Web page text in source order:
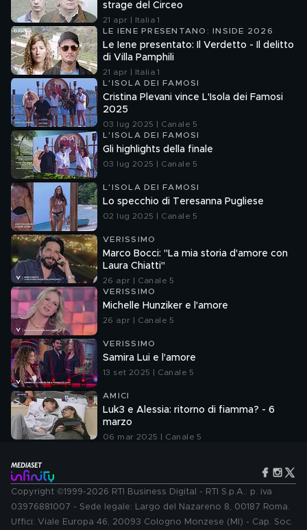
strage del Circeo
21 apr | Italia 1
LE IENE PRESENTANO: INSIDE 2026
Le Iene presentato: Il Verdetto - Il delitto
di Villa Pamphili
21 apr | Italia 1
L'ISOLA DEI FAMOSI
Cristina Plevani vince L'Isola dei Famosi
2025
03 lug 2025 | Canale 5
L'ISOLA DEI FAMOSI
Gli highlights della finale
03 lug 2025 | Canale 5
L'ISOLA DEI FAMOSI
Lo specchio di Teresanna Pugliese
02 lug 2025 | Canale 5
VERISSIMO
Marco Bocci: "La mia storia d'amore con
Laura Chiatti"
26 apr | Canale 5
VERISSIMO
Michelle Hunziker e l'amore
26 apr | Canale 5
VERISSIMO
Samira Lui e l'amore
13 set 2025 | Canale 5
AMICI
Luk3 e Alessia: ritorno di fiamma? - 6
marzo
06 mar 2025 | Canale 5
Copyright ©1999-2026 RTI Business Digital - RTI S.p.A.: p. iva
03976881007 - Sede legale: Largo del Nazareno 8, 00187 Roma.
Uffici: Viale Europa 46, 20093 Cologno Monzese (MI) - Cap. Soc.